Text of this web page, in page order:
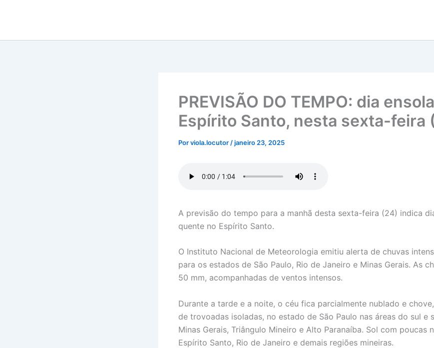
PREVISÃO DO TEMPO: dia
Espírito Santo, nesta sexta-feira
Porviola.locutor /janeiro 23, 2025
A previsão do tempo para a manhã desta sexta-feira (24) indica
quente no Espírito Santo.
O Instituto Nacional de Meteorologia emitiu alerta de chuvas
para os estados de São Paulo, Rio de Janeiro e Minas Gerais. As
50 mm, acompanhadas de ventos intensos.
Durante a tarde e a noite, o céu fica parcialmente nublado e
de trovoadas isoladas, no estado de São Paulo nas áreas do sul e
Minas Gerais, Triângulo Mineiro e Alto Paranaíba. Sol com poucas
Espírito Santo, Rio de Janeiro e demais regiões mineiras.